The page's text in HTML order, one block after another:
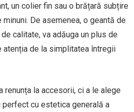
un colier fin sau o brățară subțire
De asemenea, o geantă de
calitate, va adăuga un plus de
atenția de la simplitatea întregii
renunța la accesorii, ci a le alege
cu estetica generală a